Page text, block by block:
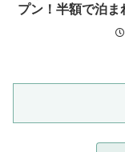
プン！半額で泊ま